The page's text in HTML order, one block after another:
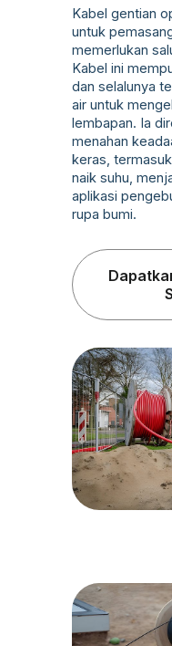
Kabel gentian
untuk
memerlukan
Kabel ini
dan selalunya
air untuk
lembapan. Ia
menahan
keras,
naik suhu,
aplikasi
rupa bumi.